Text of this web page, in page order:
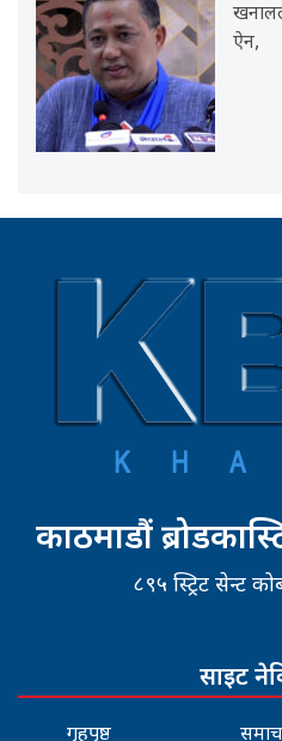
ऐन,
काठमाडौं
८९५ स्ट्रिट सेन्ट
साइट
गृहपृष्ठ